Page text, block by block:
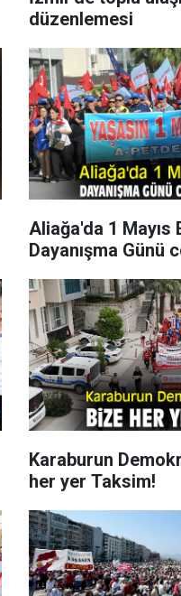
düzenlemesi
Aliağa'da 1 Mayıs
Dayanışma Günü
Karaburun
her yer Taksim!